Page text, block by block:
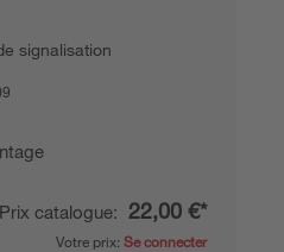
signalisation
Prix catalogue: 22,00 €*
Votre prix: Se connecter